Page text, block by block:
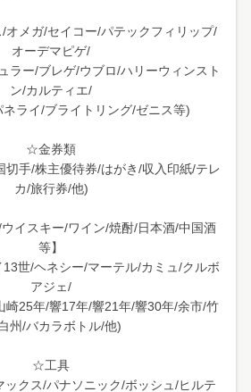
メガ/セイコー/パテックフィリップ/
オーデマピゲ/
ラー/ブレゲ/ウブロ/ハリーウィンスト
ン/カルティエ/
ネライ/ブライトリング/ゼニス等)
☆金券類
切手/株主優待券/はがき/収入印紙/テレ
カ/旅行券/他)
イスキー/ワイン/焼酎/日本酒/中国酒
等】
世/ヘネシー/マーテル/カミュ/クルボ
アジェ/
崎25年/響17年/響21年/響30年/余市/竹
州/バカラボトル/他)
☆工具
ックス/パナソニック/ボッシュ/ヒルテ